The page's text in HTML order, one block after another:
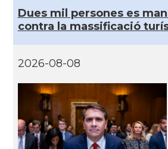
Dues mil persones es
contra la massificació
2026-08-08